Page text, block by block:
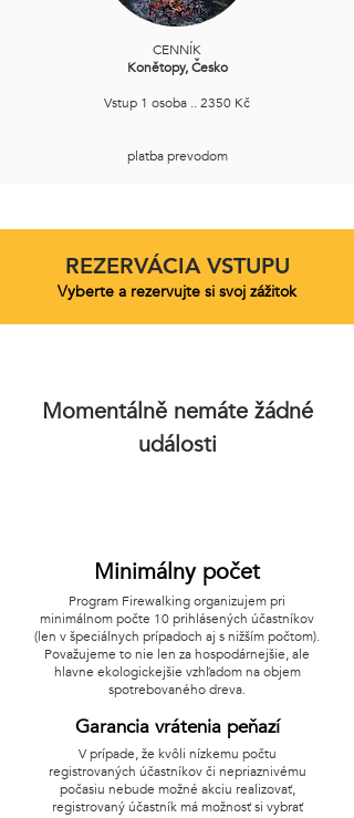
CENNÍK
Konětopy, Česko
Vstup 1 osoba .. 2350 Kč
platba prevodom
REZERVÁCIA VSTUPU
Vyberte a rezervujte si svoj zážitok
Momentálně nemáte žádné
události
Minimálny počet
Program Firewalking organizujem pri
minimálnom počte 10 prihlásených účastníkov
(len v špeciálnych prípadoch aj s nižším počtom).
Považujeme to nie len za hospodárnejšie, ale
hlavne ekologickejšie vzhľadom na objem
spotrebovaného dreva.
Garancia vrátenia peňazí
V prípade, že kvôli nízkemu počtu
registrovaných účastníkov či nepriaznivému
počasiu nebude možné akciu realizovať,
registrovaný účastník má možnosť si vybrať